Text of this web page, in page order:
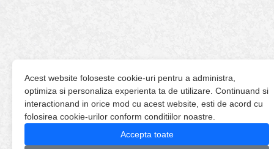
Acest website foloseste cookie-uri pentru a administra,
optimiza si personaliza experienta ta de utilizare. Continuand si
interactionand in orice mod cu acest website, esti de acord cu
folosirea cookie-urilor conform conditiilor noastre.
Accepta toate